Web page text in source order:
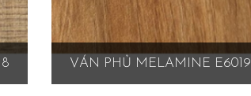
VÁN PHỦ MELAMINE E6019